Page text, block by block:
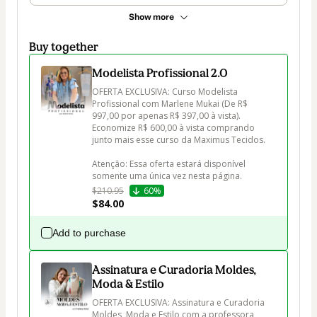
Show more
Buy together
Modelista Profissional 2.0
OFERTA EXCLUSIVA: Curso Modelista
Profissional com Marlene Mukai (De R$
997,00 por apenas R$ 397,00 à vista).
Economize R$ 600,00 à vista comprando
junto mais esse curso da Maximus Tecidos.
Atenção: Essa oferta estará disponível
somente uma única vez nesta página.
$210.95
60%
$84.00
Add to purchase
Assinatura e Curadoria Moldes,
Moda & Estilo
OFERTA EXCLUSIVA: Assinatura e Curadoria